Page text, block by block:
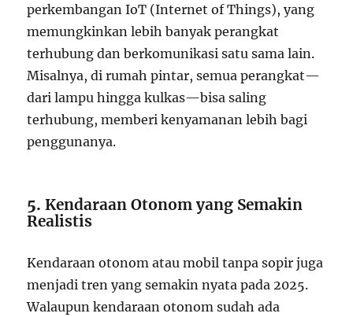
perkembangan IoT (Internet of Things), yang
memungkinkan lebih banyak perangkat
terhubung dan berkomunikasi satu sama lain.
Misalnya, di rumah pintar, semua perangkat—
dari lampu hingga kulkas—bisa saling
terhubung, memberi kenyamanan lebih bagi
penggunanya.
5.Kendaraan Otonom yang Semakin
Realistis
Kendaraan otonom atau mobil tanpa sopir juga
menjadi tren yang semakin nyata pada 2025.
Walaupun kendaraan otonom sudah ada